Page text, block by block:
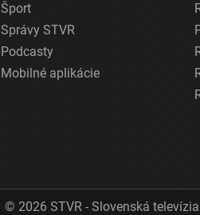
Šport
Správy STVR
Podcasty
Mobilné aplikácie
© 2026 STVR - Slovenská